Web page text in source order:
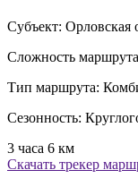
Субъект: Орловская
Сложность
Тип маршрута:
Сезонность:
3 часа 6 км
Скачать трекер